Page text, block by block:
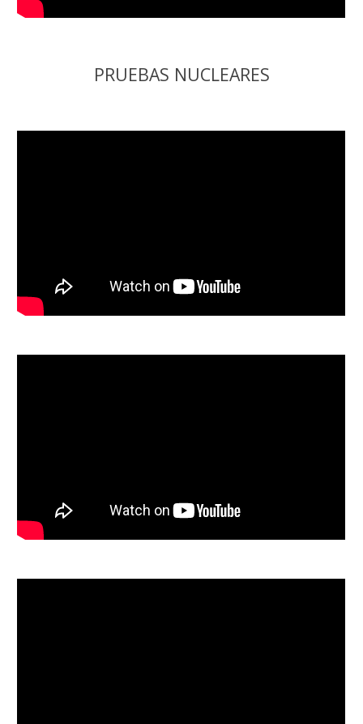
PRUEBAS NUCLEARES